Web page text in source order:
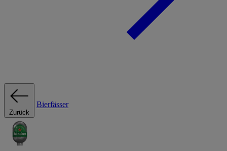
Zurück
Bierfässer